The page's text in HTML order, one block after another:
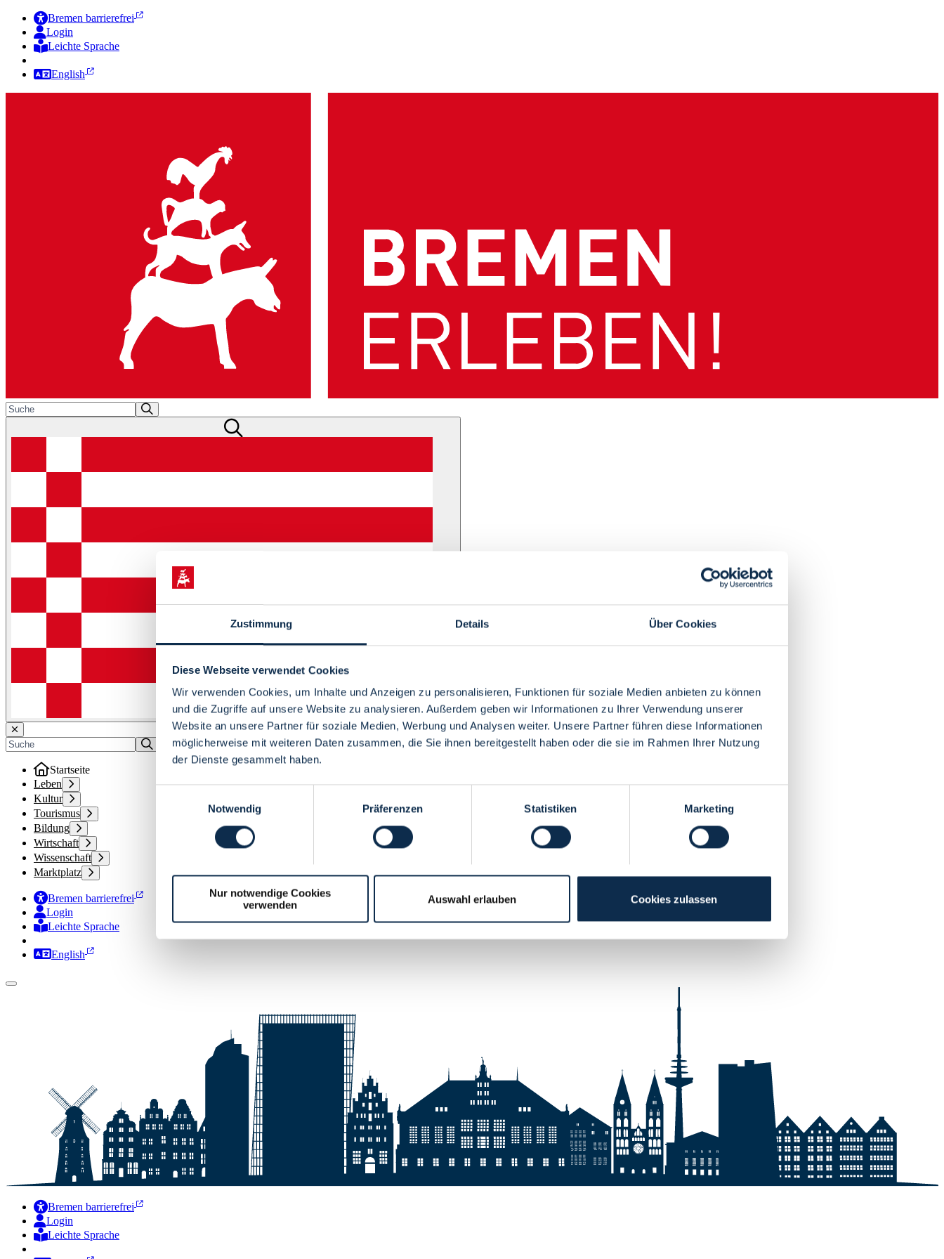
Zustimmung Details Über Cookies
Diese Webseite verwendet Cookies
Wir verwenden Cookies, um Inhalte und Anzeigen zu personalisieren, Funktionen für soziale Medien anbieten zu können
und die Zugriffe auf unsere Website zu analysieren. Außerdem geben wir Informationen zu Ihrer Verwendung unserer
Website an unsere Partner für soziale Medien, Werbung und Analysen weiter. Unsere Partner führen diese Informationen
möglicherweise mit weiteren Daten zusammen, die Sie ihnen bereitgestellt haben oder die sie im Rahmen Ihrer Nutzung
der Dienste gesammelt haben.
Notwendig
Präferenzen Statistiken Marketing
Nur notwendige Cookies
verwenden
Auswahl erlauben Cookies zulassen
Bremen barrierefrei
Login
Leichte Sprache
English
Menü
Startseite
Leben
Kultur
Tourismus
Bildung
Wirtschaft
Wissenschaft
Marktplatz
Bremen barrierefrei
Login
Leichte Sprache
Zur Deutschen Gebärdensprache
English
Bremen barrierefrei
Login
Leichte Sprache